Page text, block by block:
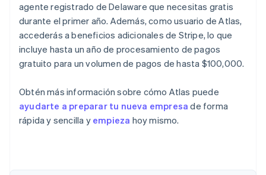
agente registrado de Delaware que necesitas gratis
durante el primer año. Además, como usuario de Atlas,
accederás a beneficios adicionales de Stripe, lo que
incluye hasta un año de procesamiento de pagos
gratuito para un volumen de pagos de hasta $100,000.
Obtén más información sobre cómo Atlas puede
ayudarte a preparar tu nueva empresa de forma
rápida y sencilla y empieza hoy mismo.